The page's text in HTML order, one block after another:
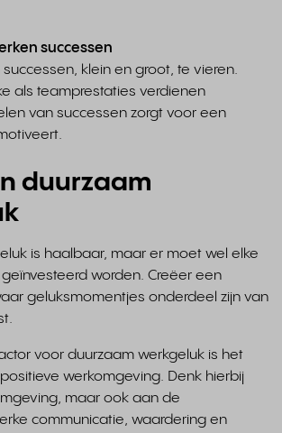
successen
klein en groot, te vieren.
als teamprestaties verdienen
van successen zorgt voor een
duurzaam
is haalbaar, maar er moet wel elke
worden. Creëer een
geluksmomentjes onderdeel zijn van
voor duurzaam werkgeluk is het
werkomgeving. Denk hierbij
maar ook aan de
communicatie, waardering en